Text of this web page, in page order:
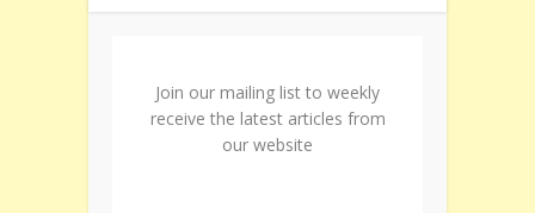
Join our mailing list to weekly
receive the latest articles from
our website